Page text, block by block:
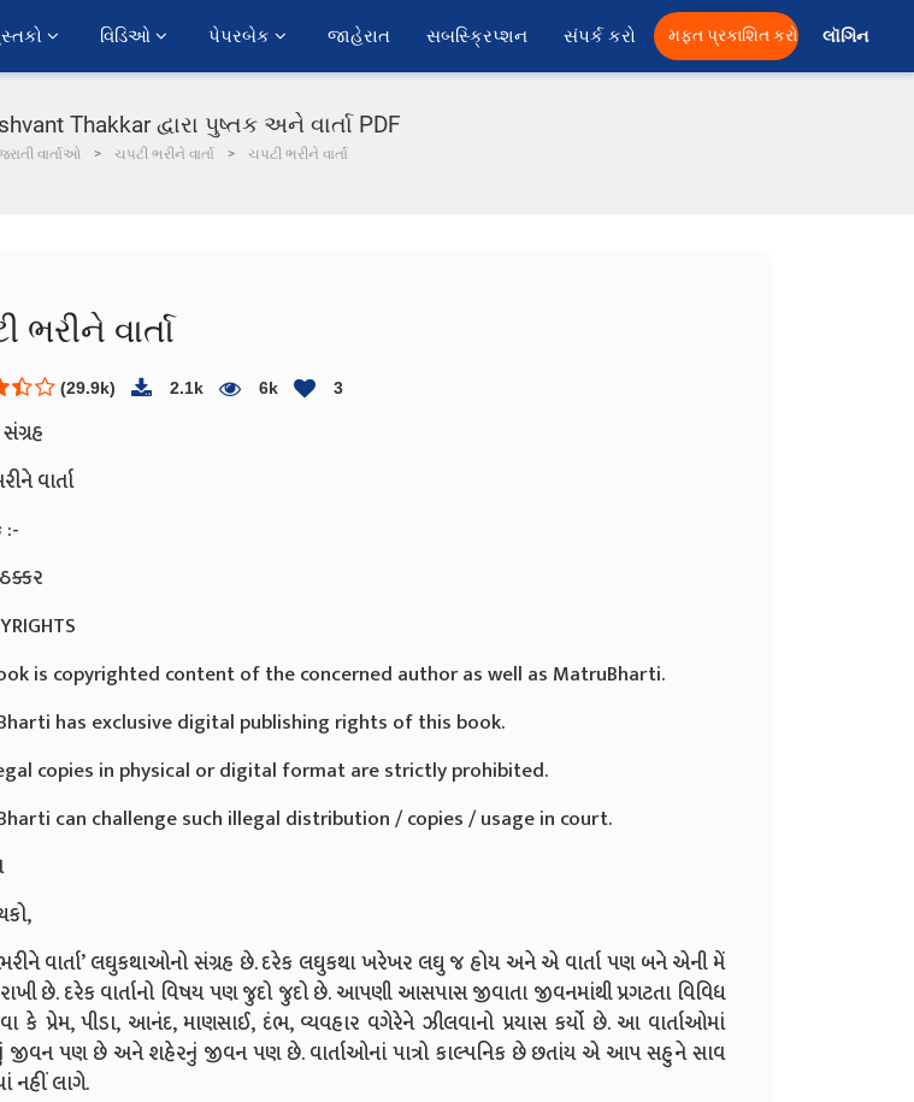
વિડિઓ પેપરબેક જાહેરાત સબસ્ક્રિપ્શન સંપર્ક કરો મફત પ્રકાશિત કરો લૉગિન
Thakkar દ્વારા પુષ્તક અને વાર્તા PDF
વાર્તાઓ ચપટી ભરીને વાર્તા ચપટી ભરીને વાર્તા
ભરીને વાર્તા
(29.9k) 2.1k 6k 3
વાર્તા
is copyrighted content of the concerned author as well as MatruBharti.
has exclusive digital publishing rights of this book.
copies in physical or digital format are strictly prohibited.
can challenge such illegal distribution / copies / usage in court.
વાર્તા’ લઘુકથાઓનો સંગ્રહ છે. દરેક લઘુકથા ખરેખર લઘુ જ હોય અને એ વાર્તા પણ બને એની મેં
છે. દરેક વાર્તાનો વિષય પણ જુદો જુદો છે. આપણી આસપાસ જીવાતા જીવનમાંથી પ્રગટતા વિવિધ
કે પ્રેમ, પીડા, આનંદ, માણસાઈ, દંભ, વ્યવહાર વગેરેને ઝીલવાનો પ્રયાસ કર્યો છે. આ વાર્તાઓમાં
જીવન પણ છે અને શહેરનું જીવન પણ છે. વાર્તાઓનાં પાત્રો કાલ્પનિક છે છતાંય એ આપ સહુને સાવ
નહીં લાગે.